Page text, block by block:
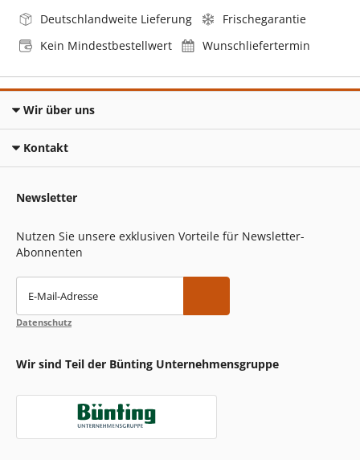
Deutschlandweite Lieferung
Frischegarantie
Kein Mindestbestellwert
Wunschliefertermin
Wir über uns
Kontakt
Newsletter
Nutzen Sie unsere exklusiven Vorteile für Newsletter-
Abonnenten
E-Mail-Adresse
Datenschutz
Wir sind Teil der Bünting Unternehmensgruppe